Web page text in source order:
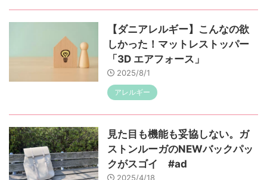
【ダニアレルギー】こんなの欲
しかった！マットレストッパー
「3D エアフォース」
2025/8/1
アレルギー
見た目も機能も妥協しない。ガ
ストンルーガのNEWバックパッ
クがスゴイ #ad
2025/4/18